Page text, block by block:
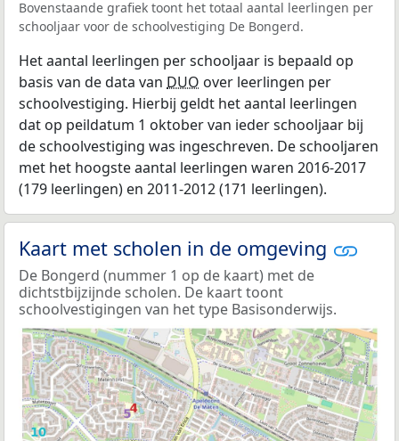
Bovenstaande grafiek toont het totaal aantal leerlingen per
schooljaar voor de schoolvestiging De Bongerd.
Het aantal leerlingen per schooljaar is bepaald op
basis van de data van DUO over leerlingen per
schoolvestiging. Hierbij geldt het aantal leerlingen
dat op peildatum 1 oktober van ieder schooljaar bij
de schoolvestiging was ingeschreven. De schooljaren
met het hoogste aantal leerlingen waren 2016-2017
(179 leerlingen) en 2011-2012 (171 leerlingen).
Kaart met scholen in de omgeving
De Bongerd (nummer 1 op de kaart) met de
dichtstbijzijnde scholen. De kaart toont
schoolvestigingen van het type Basisonderwijs.